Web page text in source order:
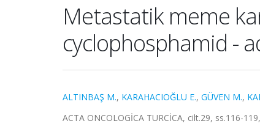
Metastatik meme
cyclophosphamid -
ALTINBAŞ M., KARAHACIOĞLU E., GÜVEN M.,
ACTA ONCOLOGİCA TURCİCA, cilt.29, ss.116-